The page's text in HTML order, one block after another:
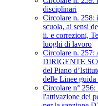
disciplinari
Circolare n. 258:
scuola, ai sensi
ii. e correzioni,
luoghi di lavoro
Circolare n.
DIRIGENTE
del Piano
delle Linee
Circolare n°
l'attivazione dei